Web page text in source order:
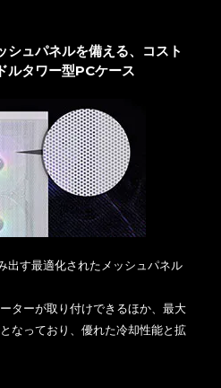
ュパネルを備える、コスト
ルタワー型PCケース
出す最適化されたメッシュパネル
ターが取り付けできるほか、最大
なっており、優れた冷却性能と拡